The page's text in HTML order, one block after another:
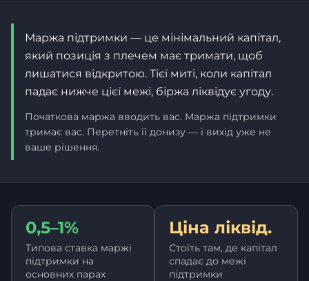
Маржа підтримки — це мінімальний капітал,
який позиція з плечем має тримати, щоб
лишатися відкритою. Тієї миті, коли капітал
падає нижче цієї межі, біржа ліквідує угоду.
Початкова маржа вводить вас. Маржа підтримки
тримає вас. Перетніть її донизу — і вихід уже не
ваше рішення.
0,5–1%
Типова ставка маржі
підтримки на
основних парах
Ціна ліквід.
Стоїть там, де капітал
спадає до межі
підтримки